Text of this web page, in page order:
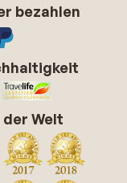
bezahlen
Welt